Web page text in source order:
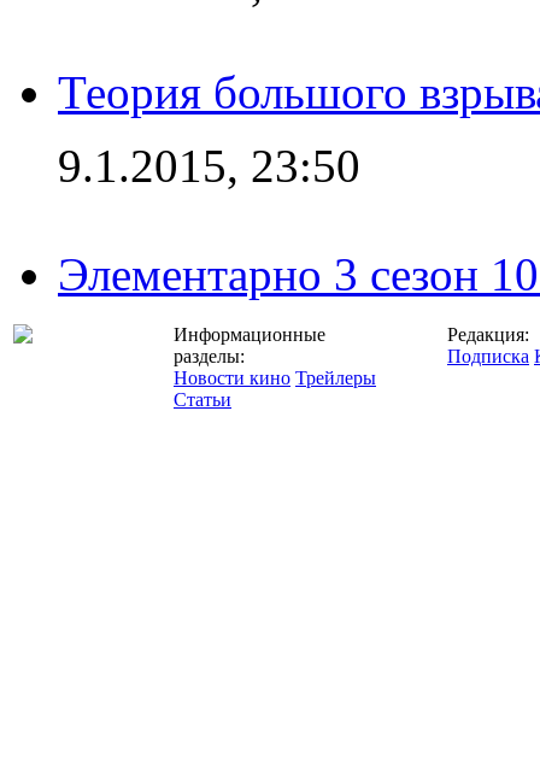
Теория большого
9.1.2015, 23:50
Элементарно 3 сезон
Информационные
разделы:
Новости кино Трейлеры
Статьи
Редакция:
Подписка